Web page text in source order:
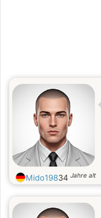
Mido19834 Jahre alt